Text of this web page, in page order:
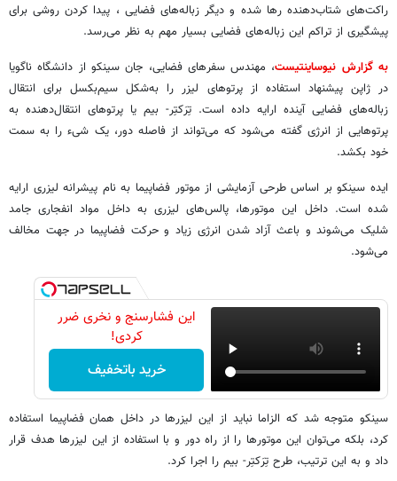
راکت‌های شتاب‌دهنده رها شده و دیگر زباله‌های فضایی ، پیدا کردن روشی برای
پیشگیری از تراکم این زباله‌های فضایی بسیار مهم به نظر می‌رسد.
به گزارش نیوساینتیست، مهندس سفرهای فضایی، جان سینکو از دانشگاه ناگویا
در ژاپن پیشنهاد استفاده از پرتوهای لیزر را به‌شکل سیم‌بکسل برای انتقال
زباله‌های فضایی آینده ارایه داده است. تِرَکتِر- بیم یا پرتوهای انتقال‌دهنده به
پرتوهایی از انرژی گفته می‌شود که می‌تواند از فاصله دور، یک شیء را به سمت
خود بکشد.
ایده سینکو بر اساس طرحی آزمایشی از موتور فضاپیما به نام پیشرانه لیزری ارایه
شده است. داخل این موتورها، پالس‌های لیزری به داخل مواد انفجاری جامد
شلیک می‌شوند و باعث آزاد شدن انرژی زیاد و حرکت فضاپیما در جهت مخالف
می‌شود.
این فشارسنج و نخری ضرر
کردی!
خرید باتخفیف
سینکو متوجه شد که الزاما نباید از این لیزرها در داخل همان فضاپیما استفاده
کرد، بلکه می‌توان این موتورها را از راه دور و با استفاده از این لیزرها هدف قرار
داد و به این ترتیب، طرح تِرَکتِر- بیم را اجرا کرد.